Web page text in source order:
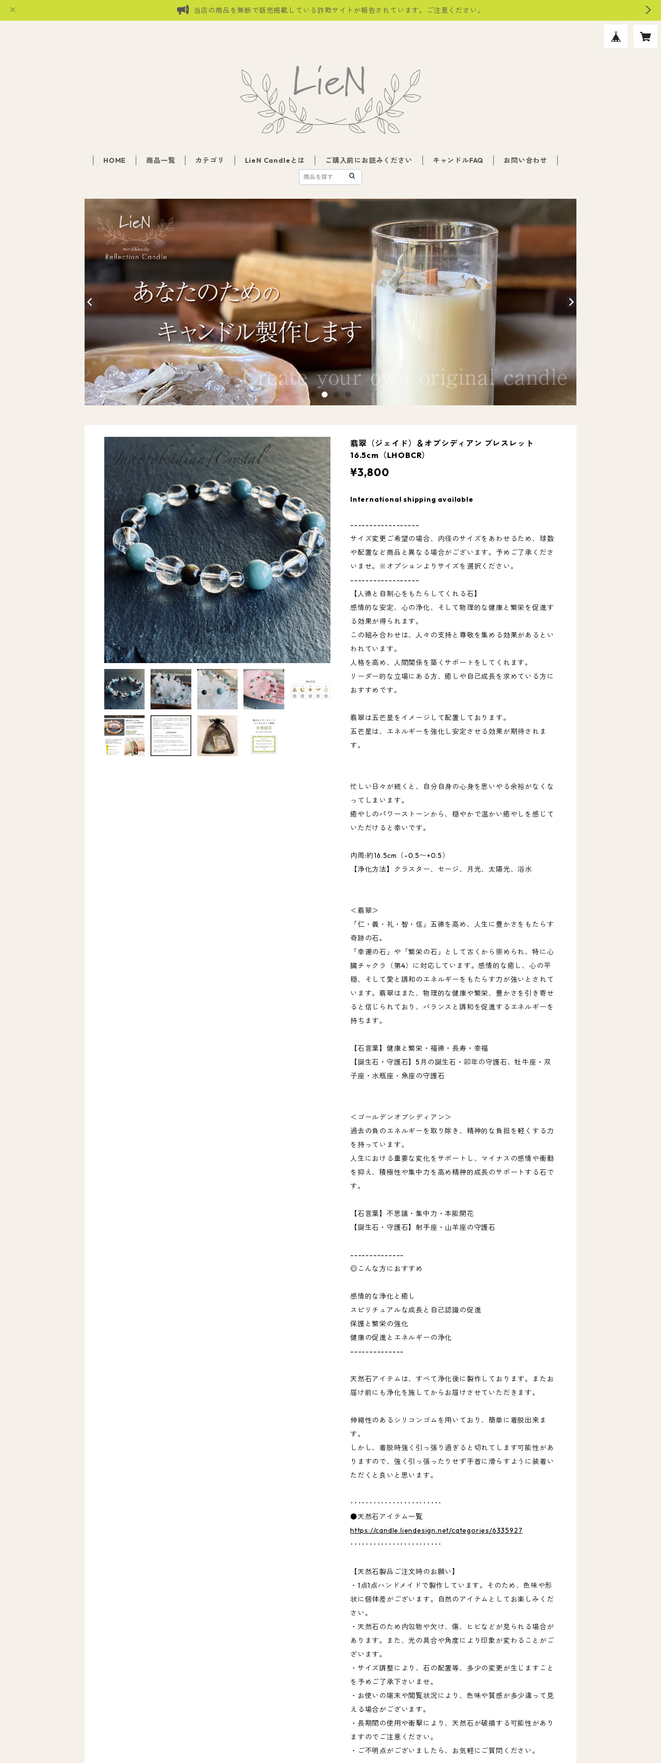
当店の商品を無断で販売掲載している詐欺サイトが報告されています。ご注意ください。
HOME 商品一覧 カテゴリ LieN Candleとは ご購入前にお読みください キャンドルFAQ お問い合わせ
翡翠（ジェイド）＆オブシディアン ブレスレット
16.5cm（LHOBCR）
¥3,800
International shipping available
------------------
サイズ変更ご希望の場合、内径のサイズをあわせるため、球数
や配置など商品と異なる場合がございます。予めご了承くださ
いませ。※オプションよりサイズを選択ください。
------------------
【人徳と自制心をもたらしてくれる石】
感情的な安定、心の浄化、そして物理的な健康と繁栄を促進す
る効果が得られます。
この組み合わせは、人々の支持と尊敬を集める効果があるとい
われています。
人格を高め、人間関係を築くサポートをしてくれます。
リーダー的な立場にある方、癒しや自己成長を求めている方に
おすすめです。
翡翠は五芒星をイメージして配置しております。
五芒星は、エネルギーを強化し安定させる効果が期待されま
す。
忙しい日々が続くと、自分自身の心身を思いやる余裕がなくな
ってしまいます。
癒やしのパワーストーンから、穏やかで温かい癒やしを感じて
いただけると幸いです。
内周:約16.5cm（-0.5〜+0.5）
【浄化方法】クラスター、セージ、月光、太陽光、浴水
＜翡翠＞
「仁・義・礼・智・信」五徳を高め、人生に豊かさをもたらす
奇跡の石。
「幸運の石」や「繁栄の石」として古くから崇められ、特に心
臓チャクラ（第4）に対応しています。感情的な癒し、心の平
穏、そして愛と調和のエネルギーをもたらす力が強いとされて
います。翡翠はまた、物理的な健康や繁栄、豊かさを引き寄せ
ると信じられており、バランスと調和を促進するエネルギーを
持ちます。
【石言葉】健康と繁栄・福徳・長寿・幸福
【誕生石・守護石】5月の誕生石・卯年の守護石、牡牛座・双
子座・水瓶座・魚座の守護石
＜ゴールデンオブシディアン＞
過去の負のエネルギーを取り除き、精神的な負担を軽くする力
を持っています。
人生における重要な変化をサポートし、マイナスの感情や衝動
を抑え、積極性や集中力を高め精神的成長のサポートする石で
す。
【石言葉】不思議・集中力・本能開花
【誕生石・守護石】射手座・山羊座の守護石
--------------
◎こんな方におすすめ
感情的な浄化と癒し
スピリチュアルな成長と自己認識の促進
保護と繁栄の強化
健康の促進とエネルギーの浄化
--------------
天然石アイテムは、すべて浄化後に製作しております。またお
届け前にも浄化を施してからお届けさせていただきます。
伸縮性のあるシリコンゴムを用いており、簡単に着脱出来ま
す。
しかし、着脱時強く引っ張り過ぎると切れてします可能性があ
りますので、強く引っ張ったりせず手首に滑らすように装着い
ただくと良いと思います。
････････････････････････
●天然石アイテム一覧
https://candle.liendesign.net/categories/6335927
････････････････････････
【天然石製品ご注文時のお願い】
・1点1点ハンドメイドで製作しています。そのため、色味や形
状に個体差がございます。自然のアイテムとしてお楽しみくだ
さい。
・天然石のため内包物や欠け、傷、ヒビなどが見られる場合が
あります。また、光の具合や角度により印象が変わることがご
ざいます。
・サイズ調整により、石の配置等、多少の変更が生じますこと
を予めご了承下さいませ。
・お使いの端末や閲覧状況により、色味や質感が多少違って見
える場合がございます。
・長期間の使用や衝撃により、天然石が破損する可能性があり
ますのでご注意ください。
・ご不明点がございましたら、お気軽にご質問ください。